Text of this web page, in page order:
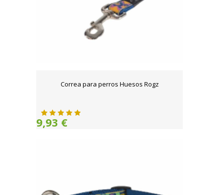
Correa para perros Huesos Rogz
9,93 €